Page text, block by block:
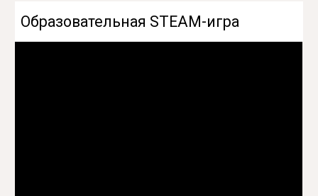
Образовательная STEAM-игра